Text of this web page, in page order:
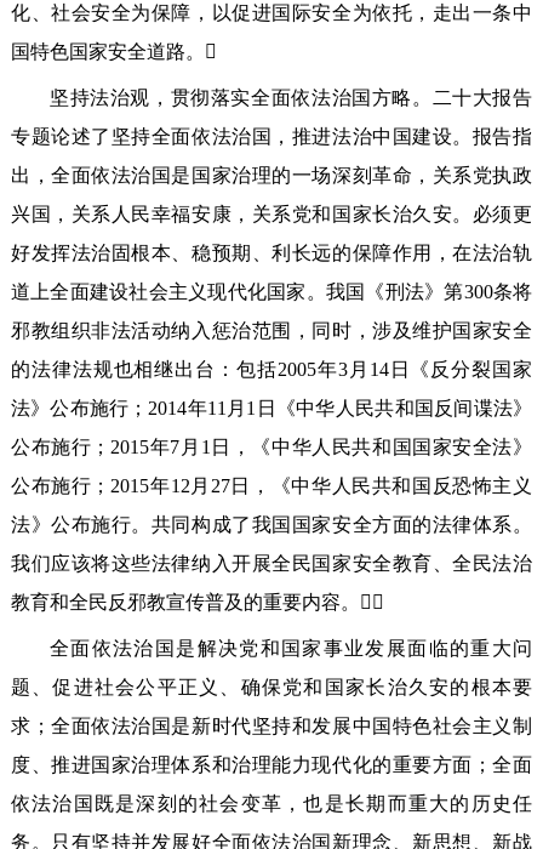
化、社会安全为保障，以促进国际安全为依托，走出一条中
国特色国家安全道路。
坚持法治观，贯彻落实全面依法治国方略。二十大报告
专题论述了坚持全面依法治国，推进法治中国建设。报告指
出，全面依法治国是国家治理的一场深刻革命，关系党执政
兴国，关系人民幸福安康，关系党和国家长治久安。必须更
好发挥法治固根本、稳预期、利长远的保障作用，在法治轨
道上全面建设社会主义现代化国家。我国《刑法》第300条将
邪教组织非法活动纳入惩治范围，同时，涉及维护国家安全
的法律法规也相继出台：包括2005年3月14日《反分裂国家
法》公布施行；2014年11月1日《中华人民共和国反间谍法》
公布施行；2015年7月1日，《中华人民共和国国家安全法》
公布施行；2015年12月27日，《中华人民共和国反恐怖主义
法》公布施行。共同构成了我国国家安全方面的法律体系。
我们应该将这些法律纳入开展全民国家安全教育、全民法治
教育和全民反邪教宣传普及的重要内容。
全面依法治国是解决党和国家事业发展面临的重大问
题、促进社会公平正义、确保党和国家长治久安的根本要
求；全面依法治国是新时代坚持和发展中国特色社会主义制
度、推进国家治理体系和治理能力现代化的重要方面；全面
依法治国既是深刻的社会变革，也是长期而重大的历史任
务。只有坚持并发展好全面依法治国新理念、新思想、新战